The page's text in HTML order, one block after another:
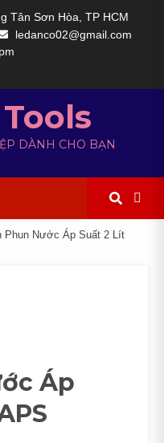
Tân Sơn Hòa, TP HCM
ledanco02@gmail.com
DÀNH CHO BẠN
Phun Nước Áp Suất 2 Lít
Áp